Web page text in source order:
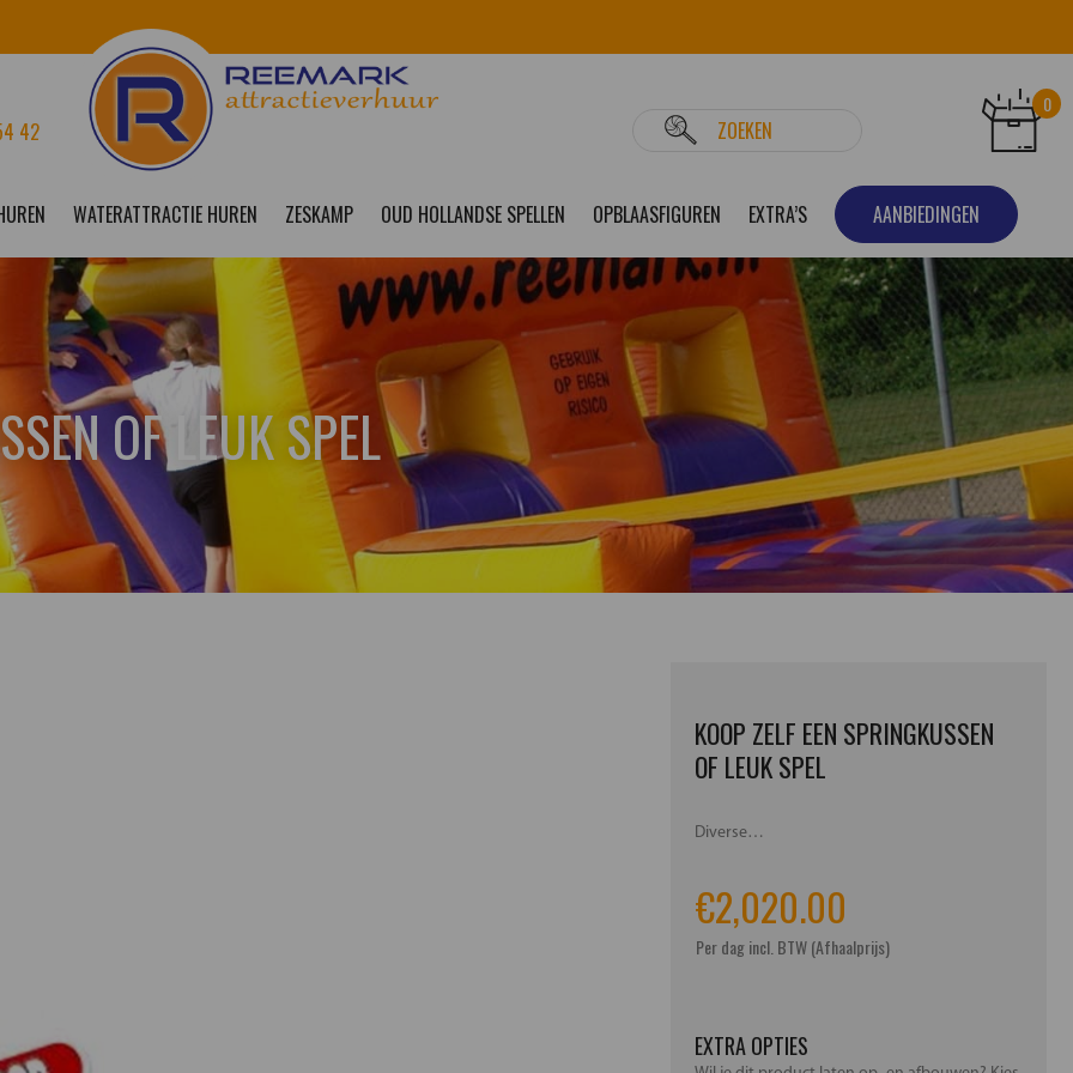
42
0
WATERATTRACTIE HUREN ZESKAMP OUD HOLLANDSE SPELLEN OPBLAASFIGUREN EXTRA’S AANBIEDINGEN
OF LEUK SPEL
KOOP ZELF EEN SPRINGKUSSEN
OF LEUK SPEL
Diverse…
€2,020.00
Per dag incl. BTW (Afhaalprijs)
EXTRA OPTIES